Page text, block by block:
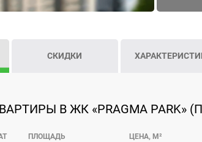
СКИДКИ
В ЖК «PRAGMA PARK»
ПЛОЩАДЬ ЦЕНА, М²